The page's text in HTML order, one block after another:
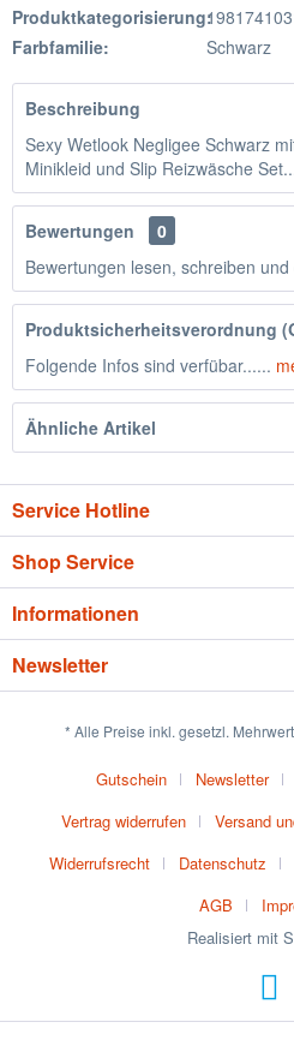
Produktkategorisierung:
Farbfamilie:
Schwarz
Beschreibung
Sexy Wetlook Negligee Schwarz
Minikleid und Slip Reizwäsche
Bewertungen
0
Bewertungen lesen, schreiben
Produktsicherheitsverordnung
Folgende Infos sind verfübar......
Ähnliche Artikel
Service Hotline
Shop Service
Informationen
Newsletter
* Alle Preise inkl. gesetzl.
Gutschein Newsletter
Vertrag widerrufen
Versand
Widerrufsrecht
Datenschutz
AGB
Realisiert mit